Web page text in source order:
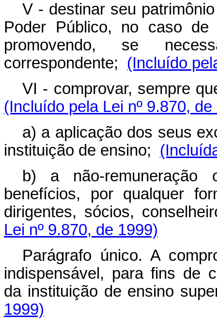
V - destinar seu
Poder Público, no caso de
promovendo, se
correspondente; (Incluído
VI - comprovar, sempre
(Incluído pela Lei nº 9.870, de
a) a aplicação dos seus
instituição de ensino;
b) a não-remuneração
benefícios, por qualquer
dirigentes, sócios,
Lei nº 9.870, de 1999)
Parágrafo único. A
indispensável, para fins de
da instituição de ensino
1999)